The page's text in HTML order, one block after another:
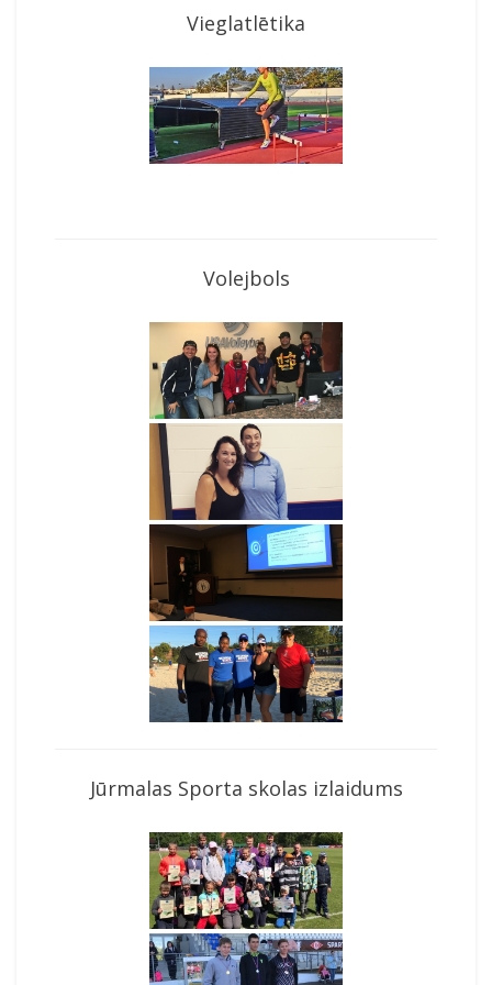
Vieglatlētika
Volejbols
Jūrmalas Sporta skolas izlaidums